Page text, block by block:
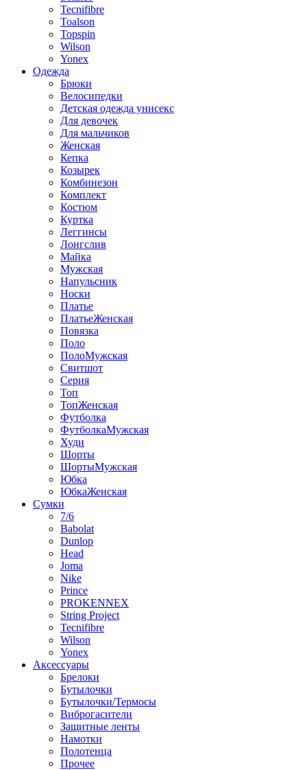
Tecnifibre
Toalson
Topspin
Wilson
Yonex
Одежда
Брюки
Велосипедки
Детская одежда унисекс
Для девочек
Для мальчиков
Женская
Кепка
Козырек
Комбинезон
Комплект
Костюм
Куртка
Леггинсы
Лонгслив
Майка
Мужская
Напульсник
Носки
Платье
ПлатьеЖенская
Повязка
Поло
ПолоМужская
Свитшот
Серия
Топ
ТопЖенская
Футболка
ФутболкаМужская
Худи
Шорты
ШортыМужская
Юбка
ЮбкаЖенская
Сумки
7/6
Babolat
Dunlop
Head
Joma
Nike
Prince
PROKENNEX
String Project
Tecnifibre
Wilson
Yonex
Аксессуары
Брелоки
Бутылочки
Бутылочки/Термосы
Виброгасители
Защитные ленты
Намотки
Полотенца
Прочее